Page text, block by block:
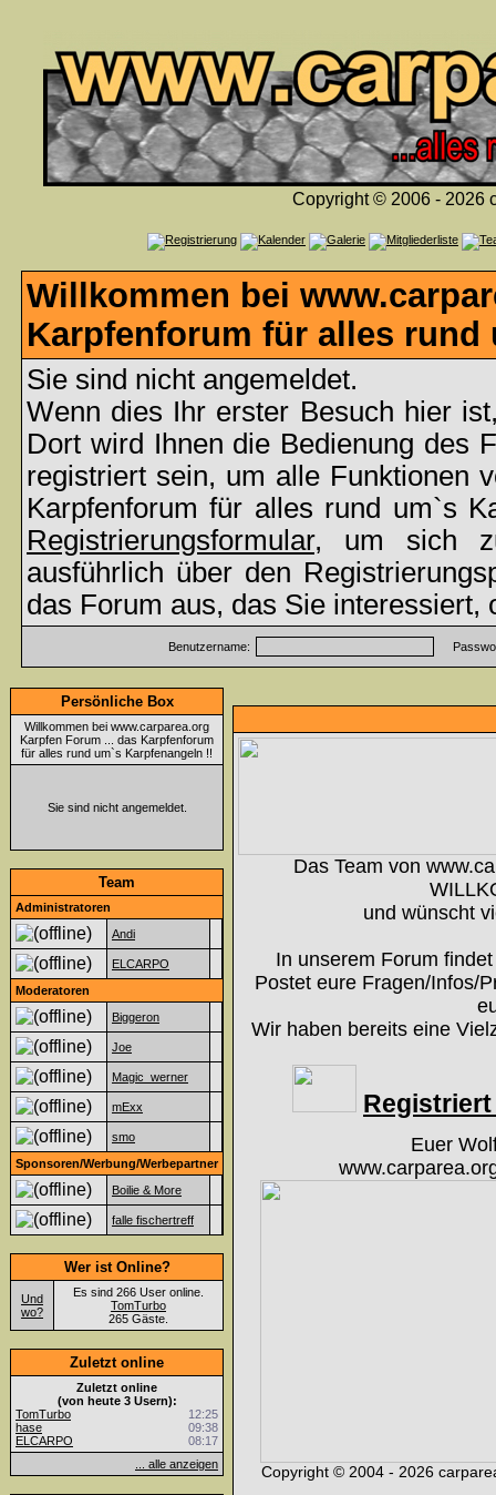
Copyright © 2006 - 2026
Willkommen bei
Karpfenforum für alles rund
Sie sind nicht angemeldet.
Wenn dies Ihr erster Besuch hier
Dort wird Ihnen die Bedienung des
registriert sein, um alle Funktionen
Karpfenforum für alles rund um`s
Registrierungsformular, um sich
ausführlich über den
das Forum aus, das Sie
Benutzername:
Persönliche Box
Willkommen bei www.carparea.org
Karpfen Forum ... das Karpfenforum
für alles rund um`s Karpfenangeln !!
Sie sind nicht angemeldet.
Team
Administratoren
Andi
ELCARPO
Moderatoren
Biggeron
Joe
Magic_werner
mExx
smo
Sponsoren/Werbung/Werbepartner
Boilie & More
falle fischertreff
Wer ist Online?
Und
wo?
Es sind 266 User online.
TomTurbo
265 Gäste.
Zuletzt online
Zuletzt online
(von heute 3 Usern):
TomTurbo
12:25
hase
09:38
ELCARPO
08:17
... alle anzeigen
Das Team von
und wünscht
In unserem Forum
Postet eure Fragen/Infos/
Wir haben bereits eine
Euer
Copyright © 2004 - 2026